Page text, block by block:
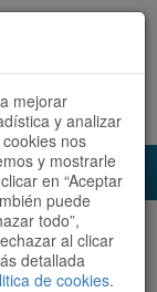
Español | Català
Más recientes
mejorar
y analizar
nos
y mostrarle
en “Aceptar
puede
todo”,
al clicar
detallada
de cookies.